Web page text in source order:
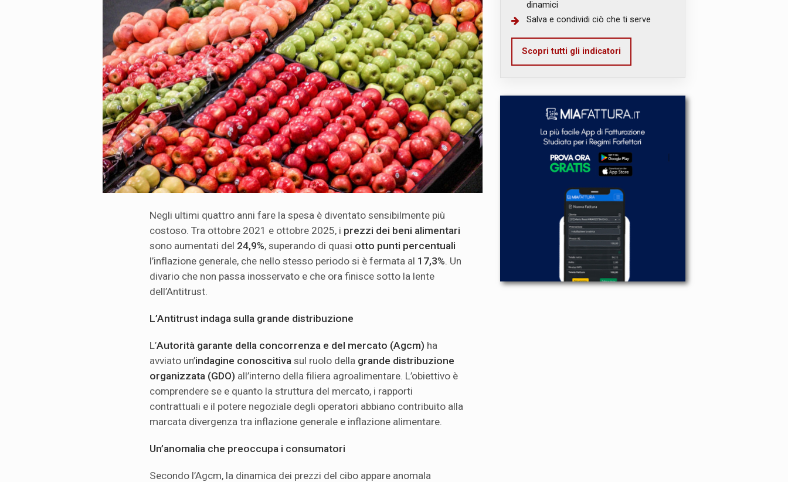
Negli ultimi quattro anni fare la spesa è diventato sensibilmente più
costoso. Tra ottobre 2021 e ottobre 2025, i prezzi dei beni alimentari
sono aumentati del 24,9%, superando di quasi otto punti percentuali
l’inflazione generale, che nello stesso periodo si è fermata al 17,3% . Un
divario che non passa inosservato e che ora finisce sotto la lente
dell’Antitrust.
L’Antitrust indaga sulla grande distribuzione
L’Autorità garante della concorrenza e del mercato (Agcm) ha
avviato un’indagine conoscitiva sul ruolo della grande distribuzione
organizzata (GDO) all’interno della filiera agroalimentare. L’obiettivo è
comprendere se e quanto la struttura del mercato, i rapporti
contrattuali e il potere negoziale degli operatori abbiano contribuito alla
marcata divergenza tra inflazione generale e inflazione alimentare.
Un’anomalia che preoccupa i consumatori
Secondo l’Agcm, la dinamica dei prezzi del cibo appare anomala
dinamici
Salva e condividi ciò che ti serve
Scopri tutti gli indicatori